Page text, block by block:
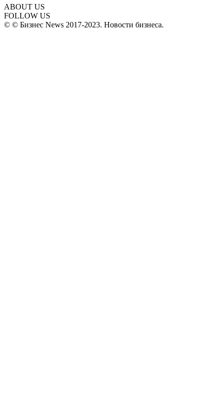
ABOUT US
FOLLOW US
© © Бизнес News 2017-2023. Новости бизнеса.